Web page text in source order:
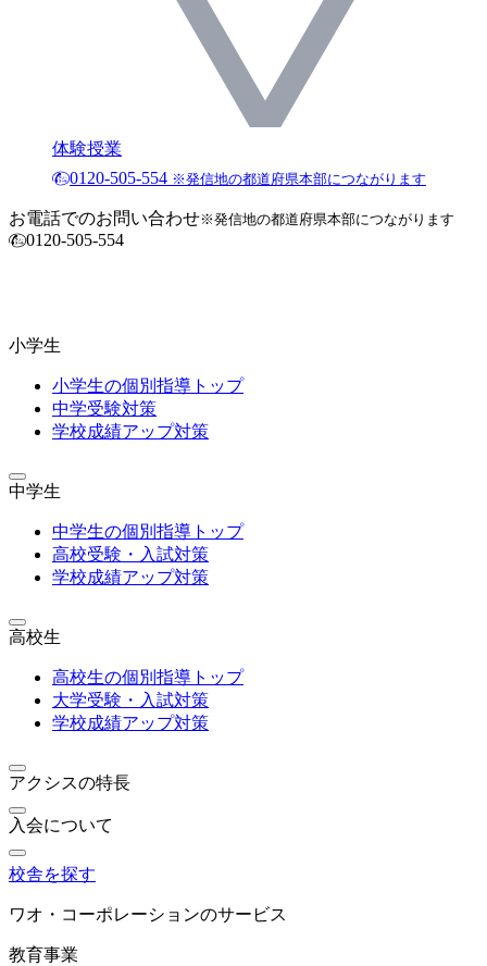
体験授業
0120-505-554 ※発信地の都道府県本部につながります
お電話でのお問い合わせ※発信地の都道府県本部につながります
0120-505-554
小学生
小学生の個別指導トップ
中学受験対策
学校成績アップ対策
中学生
中学生の個別指導トップ
高校受験・入試対策
学校成績アップ対策
高校生
高校生の個別指導トップ
大学受験・入試対策
学校成績アップ対策
アクシスの特長
入会について
校舎を探す
ワオ・コーポレーションのサービス
教育事業